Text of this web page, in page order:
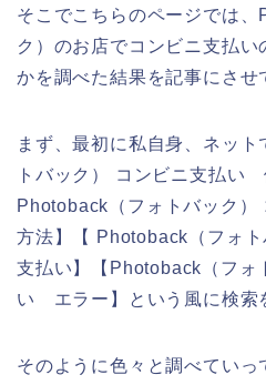
そこでこちらのページでは
ク）のお店でコンビニ支払
かを調べた結果を記事にさせ
まず、最初に私自身、ネッ
トバック） コンビニ支払い
Photoback（フォトバック
方法】【 Photoback（フォ
支払い】【Photoback（フォ
い エラー】という風に検索
そのように色々と調べていっ